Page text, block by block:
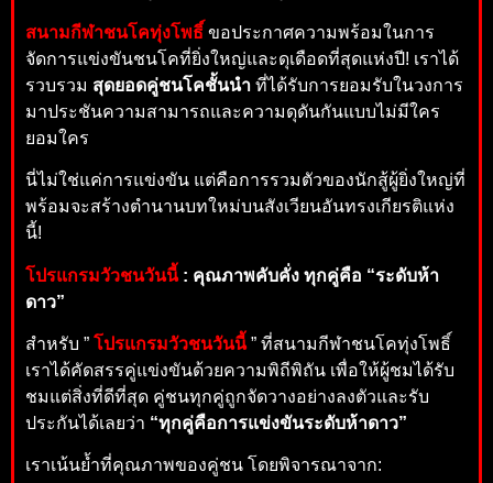
สนามกีฬาชนโคทุ่งโพธิ์ ขอประกาศความพร้อมในการ
จัดการแข่งขันชนโคที่ยิ่งใหญ่และดุเดือดที่สุดแห่งปี! เราได้
รวบรวม สุดยอดคู่ชนโคชั้นนำ ที่ได้รับการยอมรับในวงการ
มาประชันความสามารถและความดุดันกันแบบไม่มีใคร
ยอมใคร
นี่ไม่ใช่แค่การแข่งขัน แต่คือการรวมตัวของนักสู้ผู้ยิ่งใหญ่ที่
พร้อมจะสร้างตำนานบทใหม่บนสังเวียนอันทรงเกียรติแห่ง
นี้!
โปรแกรมวัวชนวันนี้: คุณภาพคับคั่ง ทุกคู่คือ “ระดับห้า
ดาว”
สำหรับ ” โปรแกรมวัวชนวันนี้” ที่สนามกีฬาชนโคทุ่งโพธิ์
เราได้คัดสรรคู่แข่งขันด้วยความพิถีพิถัน เพื่อให้ผู้ชมได้รับ
ชมแต่สิ่งที่ดีที่สุด คู่ชนทุกคู่ถูกจัดวางอย่างลงตัวและรับ
ประกันได้เลยว่า “ทุกคู่คือการแข่งขันระดับห้าดาว”
เราเน้นย้ำที่คุณภาพของคู่ชน โดยพิจารณาจาก: